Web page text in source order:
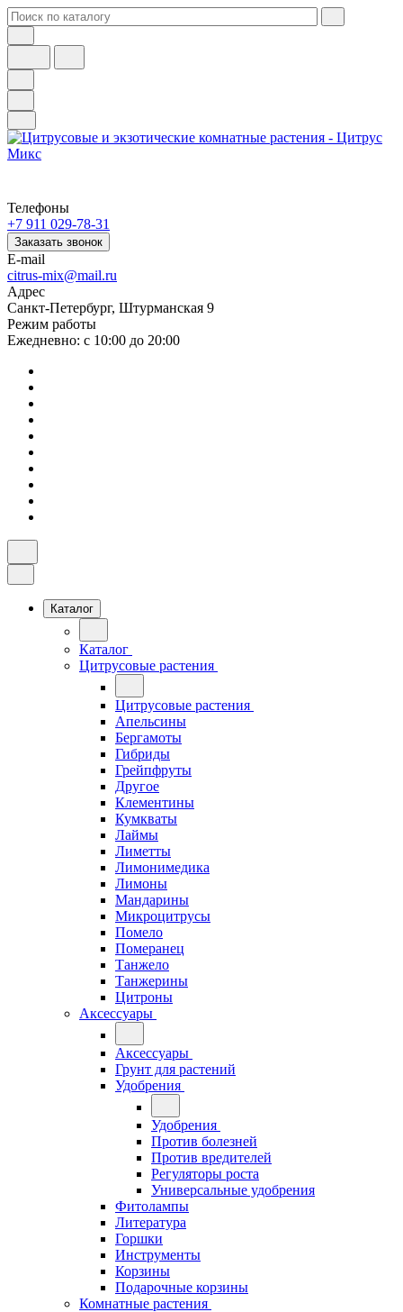
Телефоны
+7 911 029-78-31
Заказать звонок
E-mail
citrus-mix@mail.ru
Адрес
Санкт-Петербург, Штурманская 9
Режим работы
Ежедневно: с 10:00 до 20:00
Каталог
Каталог
Цитрусовые растения
Цитрусовые растения
Апельсины
Бергамоты
Гибриды
Грейпфруты
Другое
Клементины
Кумкваты
Лаймы
Лиметты
Лимонимедика
Лимоны
Мандарины
Микроцитрусы
Помело
Померанец
Танжело
Танжерины
Цитроны
Аксессуары
Аксессуары
Грунт для растений
Удобрения
Удобрения
Против болезней
Против вредителей
Регуляторы роста
Универсальные удобрения
Фитолампы
Литература
Горшки
Инструменты
Корзины
Подарочные корзины
Комнатные растения